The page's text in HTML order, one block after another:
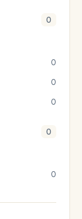
0
0
0
0
0
0